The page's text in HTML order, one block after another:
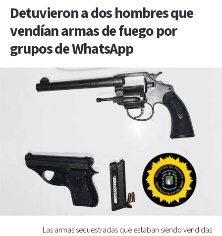
Detuvieron a dos hombres que
vendían armas de fuego por
grupos de WhatsApp
Las armas secuestradas que estaban siendo vendidas